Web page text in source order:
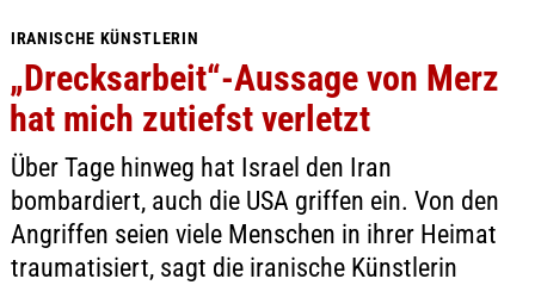
IRANISCHE KÜNSTLERIN
„Drecksarbeit“-Aussage von Merz
hat mich zutiefst verletzt
Über Tage hinweg hat Israel den Iran
bombardiert, auch die USA griffen ein. Von den
Angriffen seien viele Menschen in ihrer Heimat
traumatisiert, sagt die iranische Künstlerin